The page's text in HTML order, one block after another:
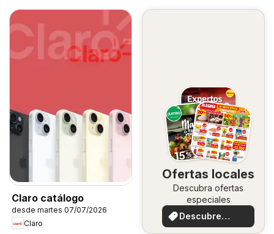
Claro catálogo
desde martes 07/07/2026
Claro
Ofertas locales
Descubra ofertas
especiales
Descubre
ofertas